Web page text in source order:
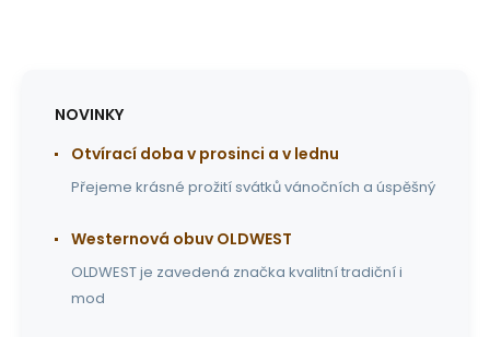
NOVINKY
Otvírací doba v prosinci a v lednu
Přejeme krásné prožití svátků vánočních a úspěšný
Westernová obuv OLDWEST
OLDWEST je zavedená značka kvalitní tradiční i
mod